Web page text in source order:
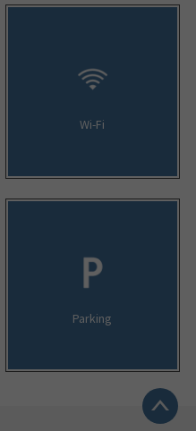
Wi-Fi
Parking